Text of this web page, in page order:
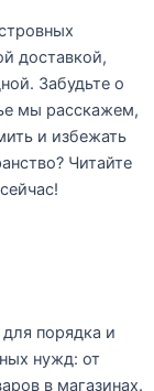
доставкой,
Забудьте о
мы расскажем,
и избежать
Читайте
порядка и
нужд: от
в магазинах.